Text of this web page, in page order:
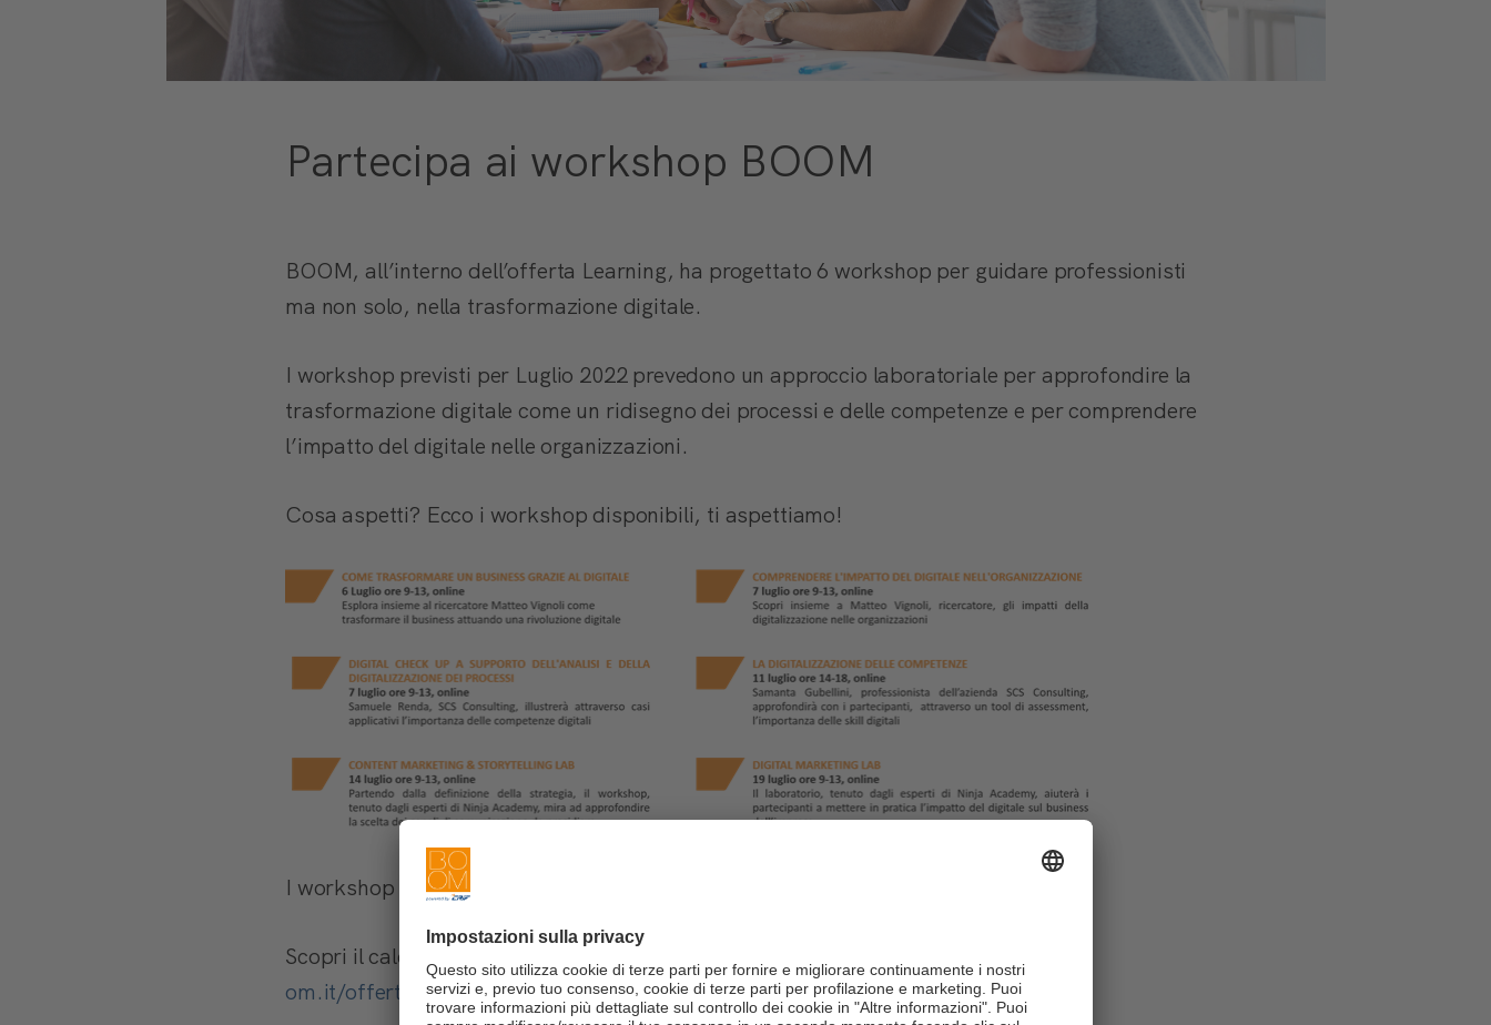
Partecipa ai workshop BOOM
BOOM, all’interno dell’offerta Learning, ha progettato 6 workshop per guidare professionisti
ma non solo, nella trasformazione digitale.
I workshop previsti per Luglio 2022 prevedono un approccio laboratoriale per approfondire la
trasformazione digitale come un ridisegno dei processi e delle competenze e per comprendere
l’impatto del digitale nelle organizzazioni.
Cosa aspetti? Ecco i workshop disponibili, ti aspettiamo!
I workshop hanno un taglio specialistico e adottano un approccio cross-industry
Scopri il calendario completo dei workshop sul nostro sito
om.it/offerta/learning/